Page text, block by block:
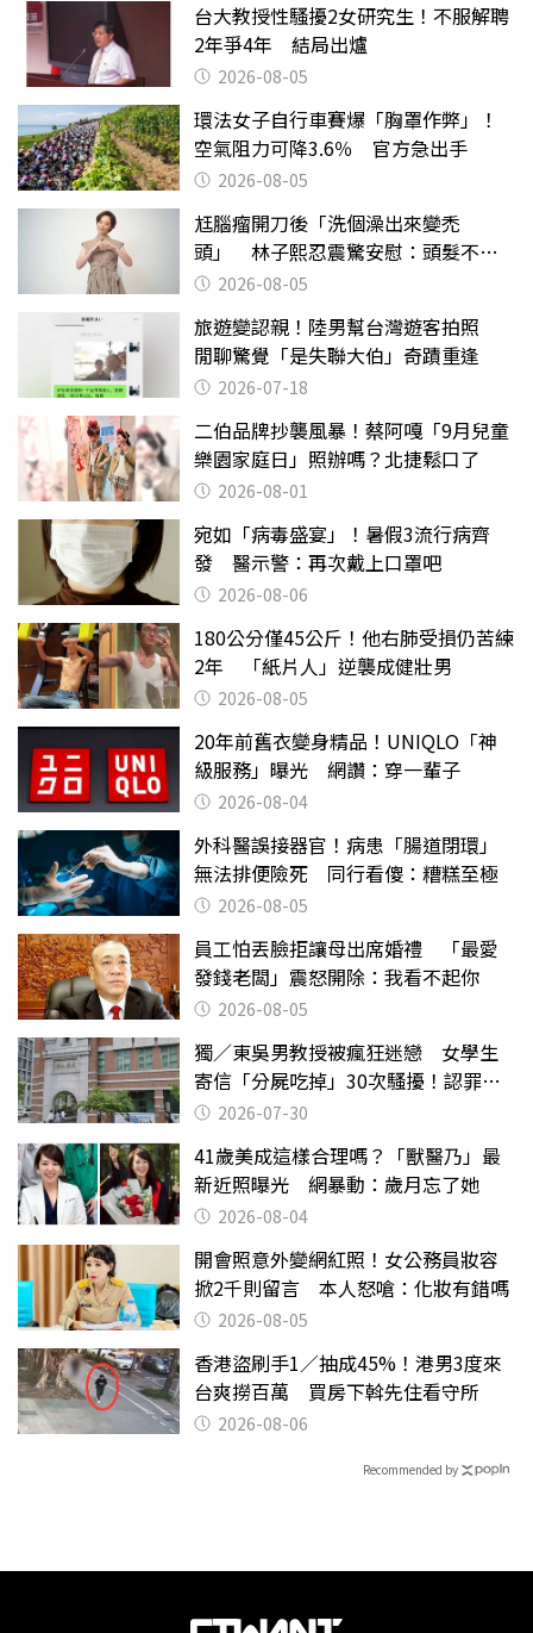
台大教授性騷擾2女研究生！不服解聘
2年爭4年 結局出爐
2026-08-05
環法女子自行車賽爆「胸罩作弊」！
空氣阻力可降3.6％ 官方急出手
2026-08-05
尪腦瘤開刀後「洗個澡出來變禿
頭」 林子熙忍震驚安慰：頭髮不重
要 2026-08-05
旅遊變認親！陸男幫台灣遊客拍照
閒聊驚覺「是失聯大伯」奇蹟重逢
2026-07-18
二伯品牌抄襲風暴！蔡阿嘎「9月兒童
樂園家庭日」照辦嗎？北捷鬆口了
2026-08-01
宛如「病毒盛宴」！暑假3流行病齊
發 醫示警：再次戴上口罩吧
2026-08-06
180公分僅45公斤！他右肺受損仍苦練
2年 「紙片人」逆襲成健壯男
2026-08-05
20年前舊衣變身精品！UNIQLO「神
級服務」曝光 網讚：穿一輩子
2026-08-04
外科醫誤接器官！病患「腸道閉環」
無法排便險死 同行看傻：糟糕至極
2026-08-05
員工怕丟臉拒讓母出席婚禮 「最愛
發錢老闆」震怒開除：我看不起你
2026-08-05
獨／東吳男教授被瘋狂迷戀 女學生
寄信「分屍吃掉」30次騷擾！認罪免
關 2026-07-30
41歲美成這樣合理嗎？「獸醫乃」最
新近照曝光 網暴動：歲月忘了她
2026-08-04
開會照意外變網紅照！女公務員妝容
掀2千則留言 本人怒嗆：化妝有錯嗎
2026-08-05
香港盜刷手1／抽成45%！港男3度來
台爽撈百萬 買房下斡先住看守所
2026-08-06
Recommended by